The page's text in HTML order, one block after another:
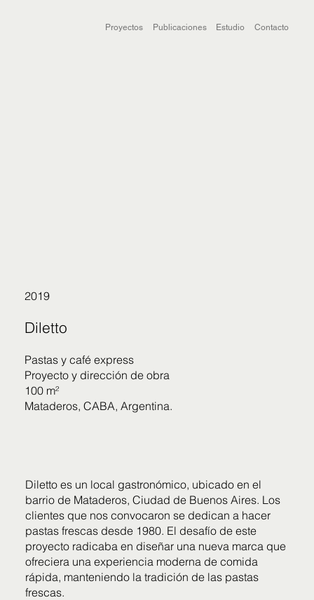
Proyectos Publicaciones Estudio Contacto
Pastas y café express
Proyecto y dirección de obra
100 m²
Mataderos, CABA, Argentina.
Diletto
2019
Diletto es un local gastronómico, ubicado en el
barrio de Mataderos, Ciudad de Buenos Aires. Los
clientes que nos convocaron se dedican a hacer
pastas frescas desde 1980. El desafío de este
proyecto radicaba en diseñar una nueva marca que
ofreciera una experiencia moderna de comida
rápida, manteniendo la tradición de las pastas
frescas.